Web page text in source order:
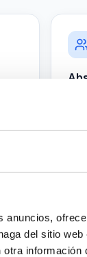
del sitio
información